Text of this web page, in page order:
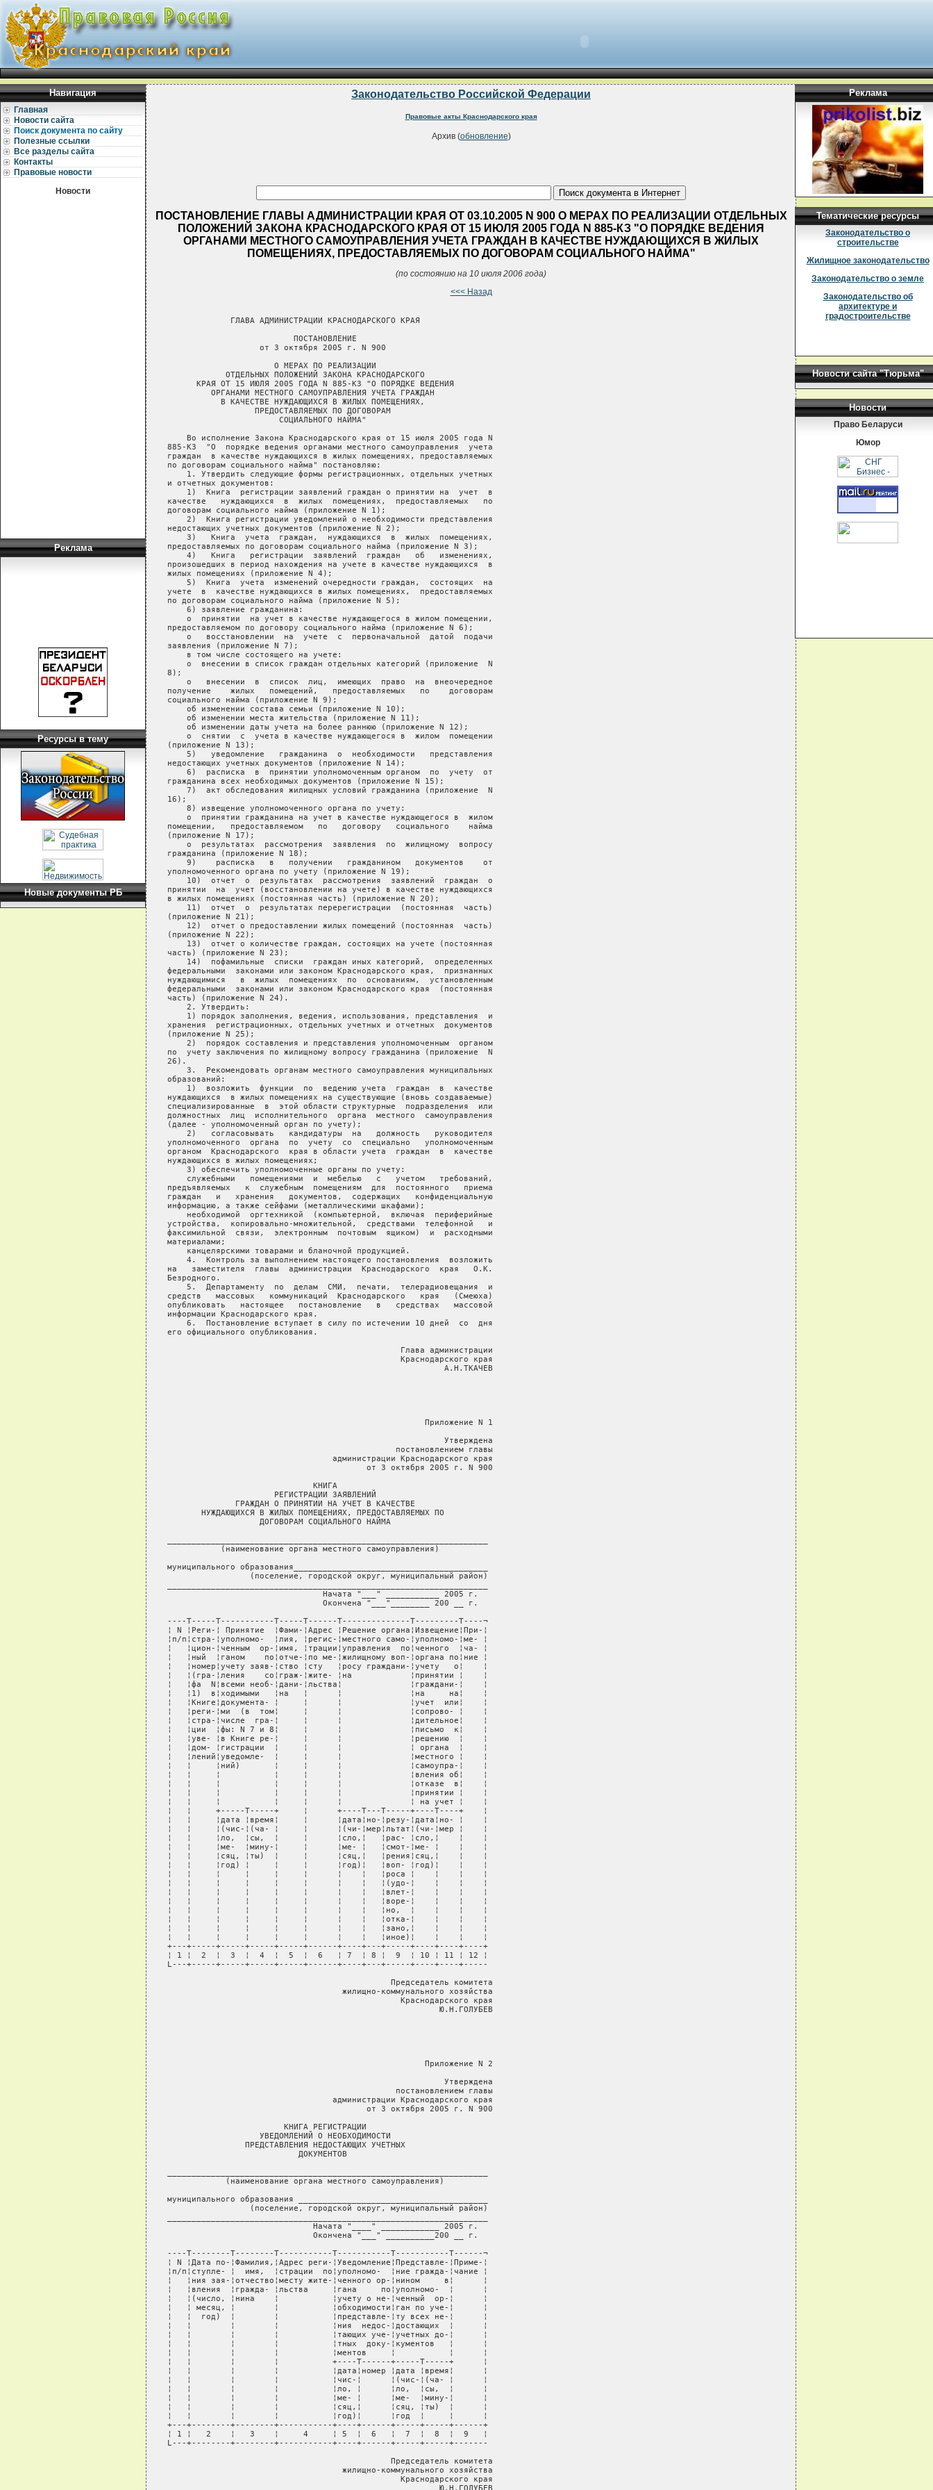
Навигация
Главная
Новости сайта
Поиск документа по сайту
Полезные ссылки
Все разделы сайта
Контакты
Правовые новости
Новости
Реклама
Ресурсы в тему
Новые документы РБ
Законодательство Российской Федерации
Правовые акты Краснодарского края
Архив (обновление)
ПОСТАНОВЛЕНИЕ ГЛАВЫ АДМИНИСТРАЦИИ КРАЯ ОТ 03.10.2005 N 900 О МЕРАХ ПО РЕАЛИЗАЦИИ ОТДЕЛЬНЫХ
ПОЛОЖЕНИЙ ЗАКОНА КРАСНОДАРСКОГО КРАЯ ОТ 15 ИЮЛЯ 2005 ГОДА N 885-КЗ "О ПОРЯДКЕ ВЕДЕНИЯ
ОРГАНАМИ МЕСТНОГО САМОУПРАВЛЕНИЯ УЧЕТА ГРАЖДАН В КАЧЕСТВЕ НУЖДАЮЩИХСЯ В ЖИЛЫХ
ПОМЕЩЕНИЯХ, ПРЕДОСТАВЛЯЕМЫХ ПО ДОГОВОРАМ СОЦИАЛЬНОГО НАЙМА"
(по состоянию на 10 июля 2006 года)
<<< Назад
Реклама
Тематические ресурсы
Законодательство о
строительстве
Жилищное законодательство
Законодательство о земле
Законодательство об
архитектуре и
градостроительстве
Новости сайта "Тюрьма"
Новости
Право Беларуси
Юмор